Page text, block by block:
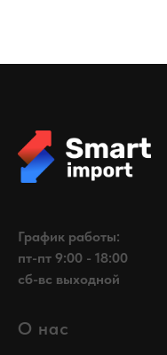
График работы:
пт-пт 9:00 - 18:00
сб-вс выходной
О нас